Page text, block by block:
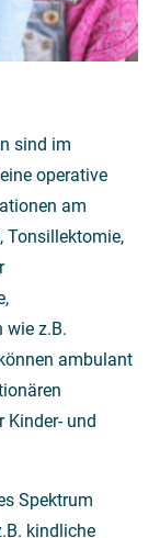
sind im
operative
am
Tonsillektomie,
wie z.B.
ambulant
Kinder- und
Spektrum
kindliche